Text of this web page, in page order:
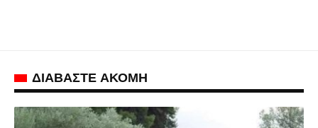
ΔΙΑΒΑΣΤΕ ΑΚΟΜΗ